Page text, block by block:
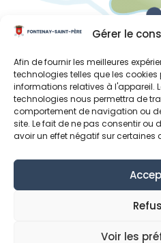
Gérer le
Afin de fournir les meilleures
technologies telles que les
informations relatives à l'appareil.
technologies nous permettra de
comportement de navigation ou
site. Le fait de ne pas consentir ou
avoir un effet négatif sur
Voir les
Liens utiles
Région Île-de-France
Département des Yvelines
Grand Paris Seine et Oise
Déclaration de
Politique de